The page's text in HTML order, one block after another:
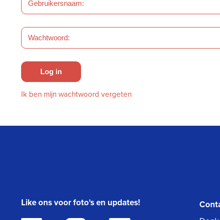
Log in
Ik ben mijn wachtwoord vergeten
Like ons voor foto's en updates!